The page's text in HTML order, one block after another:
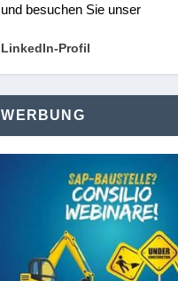
und besuchen Sie unser
LinkedIn-Profil
WERBUNG